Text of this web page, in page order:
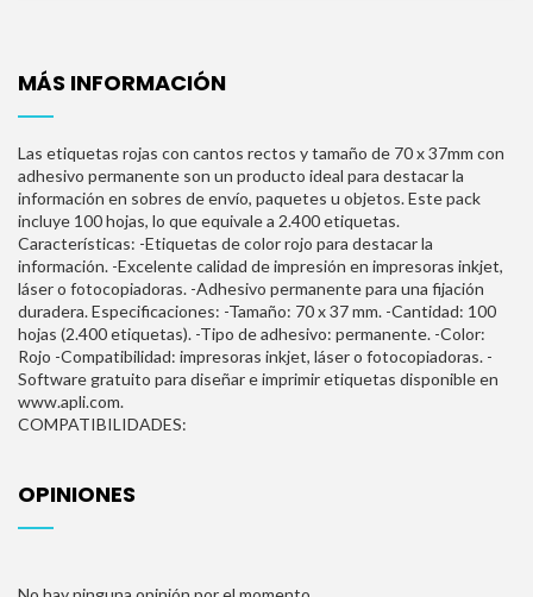
MÁS INFORMACIÓN
Las etiquetas rojas con cantos rectos y tamaño de 70 x 37mm con
adhesivo permanente son un producto ideal para destacar la
información en sobres de envío, paquetes u objetos. Este pack
incluye 100 hojas, lo que equivale a 2.400 etiquetas.
Características: -Etiquetas de color rojo para destacar la
información. -Excelente calidad de impresión en impresoras inkjet,
láser o fotocopiadoras. -Adhesivo permanente para una fijación
duradera. Especificaciones: -Tamaño: 70 x 37 mm. -Cantidad: 100
hojas (2.400 etiquetas). -Tipo de adhesivo: permanente. -Color:
Rojo -Compatibilidad: impresoras inkjet, láser o fotocopiadoras. -
Software gratuito para diseñar e imprimir etiquetas disponible en
www.apli.com.
COMPATIBILIDADES:
OPINIONES